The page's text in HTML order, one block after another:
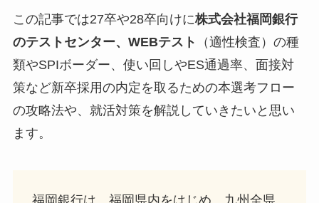
この記事では27卒や28卒向けに株式会社福岡銀行
のテストセンター、WEBテスト
（適性検査）の種
類やSPIボーダー、使い回しやES通過率、面接対
策など新卒採用の内定を取るための本選考フロー
の攻略法や、就活対策を解説していきたいと思い
ます。